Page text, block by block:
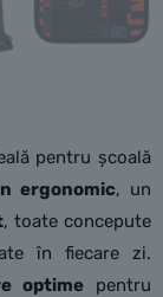
pentru școală
ergonomic, un
, toate concepute
în fiecare zi.
optime pentru